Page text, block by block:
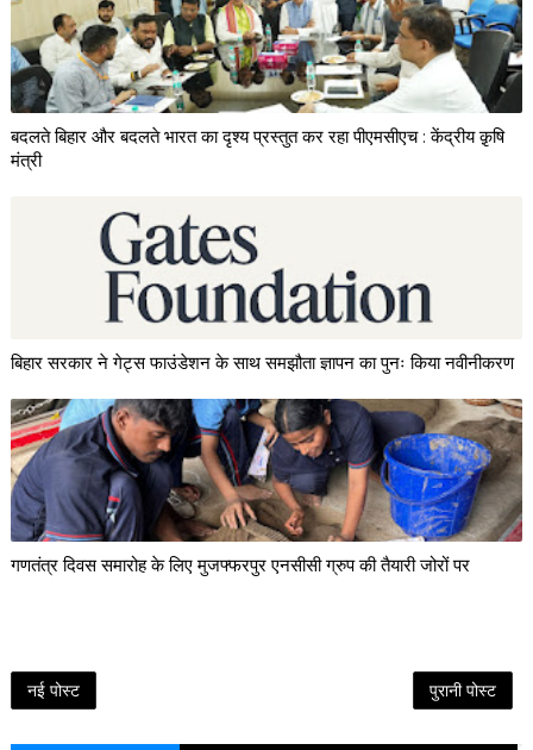
बदलते बिहार और बदलते भारत का दृश्य प्रस्तुत कर रहा पीएमसीएच : केंद्रीय क़ृषि
मंत्री
बिहार सरकार ने गेट्स फाउंडेशन के साथ समझौता ज्ञापन का पुनः किया नवीनीकरण
गणतंत्र दिवस समारोह के लिए मुजफ्फरपुर एनसीसी ग्रुप की तैयारी जोरों पर
नई पोस्ट पुरानी पोस्ट